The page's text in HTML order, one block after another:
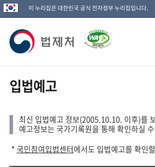
이 누리집은 대한민국 공식 전자정부 누리집입니다.
법
제
처
고
입법예고
최신 입법예고 정보(2005.10.10. 이후)를
예고정보는 국가기록원을 통해 확인하실
* 국민참여입법센터에서도 입법예고를 확인